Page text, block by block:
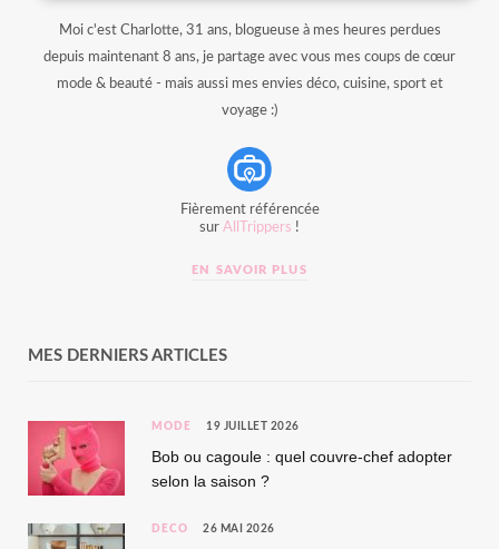
Moi c'est Charlotte, 31 ans, blogueuse à mes heures perdues
depuis maintenant 8 ans, je partage avec vous mes coups de cœur
mode & beauté - mais aussi mes envies déco, cuisine, sport et
voyage :)
Fièrement référencée
sur AllTrippers !
EN SAVOIR PLUS
MES DERNIERS ARTICLES
MODE 19 JUILLET 2026
Bob ou cagoule : quel couvre-chef adopter
selon la saison ?
DÉCO 26 MAI 2026